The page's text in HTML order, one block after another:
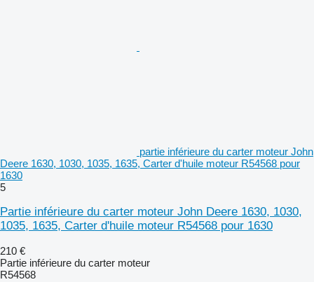
partie inférieure du carter moteur John
Deere 1630, 1030, 1035, 1635, Carter d'huile moteur R54568 pour
1630
5
Partie inférieure du carter moteur John Deere 1630, 1030,
1035, 1635, Carter d'huile moteur R54568 pour 1630
210 €
Partie inférieure du carter moteur
R54568